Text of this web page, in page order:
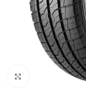
Clique para ampliar